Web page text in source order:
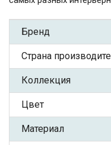
Бренд
Страна
Коллекция
Цвет
Материал